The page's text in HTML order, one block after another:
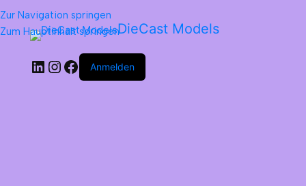
Zur Navigation springen
Zum Hauptinhalt springenDieCast Models
Anmelden